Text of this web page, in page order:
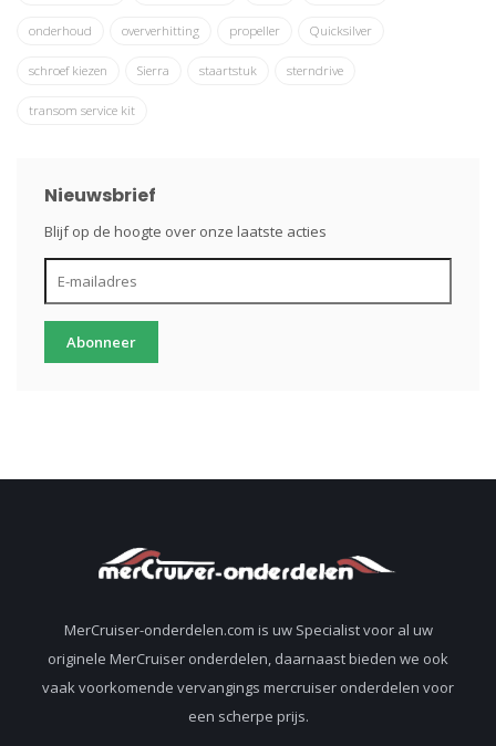
onderhoud oververhitting propeller Quicksilver
schroef kiezen Sierra staartstuk sterndrive
transom service kit
Nieuwsbrief
Blijf op de hoogte over onze laatste acties
Abonneer
MerCruiser-onderdelen.com is uw Specialist voor al uw
originele MerCruiser onderdelen, daarnaast bieden we ook
vaak voorkomende vervangings mercruiser onderdelen voor
een scherpe prijs.